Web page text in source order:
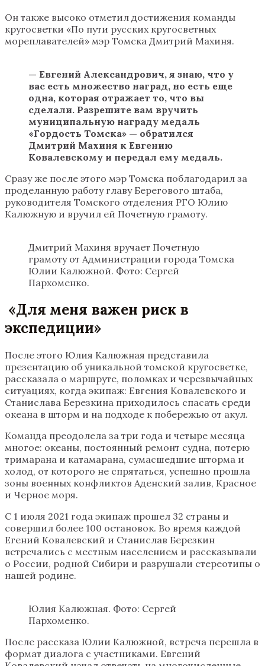
Он также высоко отметил достижения команды
кругосветки «‎По пути русских кругосветных
мореплавателей» мэр Томска Дмитрий Махиня.
— Евгений Александрович, я знаю, что у
вас есть множество наград, но есть еще
одна, которая отражает то, что вы
сделали. Разрешите вам вручить
муниципальную награду медаль
«‎Гордость Томска» — обратился
Дмитрий Махиня к Евгению
Ковалевскому и передал ему медаль.
Сразу же после этого мэр Томска поблагодарил за
проделанную работу главу Берегового штаба,
руководителя Томского отделения РГО Юлию
Калюжную и вручил ей Почетную грамоту.
Дмитрий Махиня вручает Почетную
грамоту от Администрации города Томска
Юлии Калюжной. Фото: Сергей
Пархоменко.
«Для меня важен риск в
экспедиции»
После этого Юлия Калюжная представила
презентацию об уникальной томской кругосветке,
рассказала о маршруте, поломках и черезвычайных
ситуациях, когда экипаж: Евгения Ковалевского и
Станислава Березкина приходилось спасать среди
океана в шторм и на подходе к побережью от акул.
Команда преодолела за три года и четыре месяца
многое: океаны, постоянный ремонт судна, потерю
тримарана и катамарана, сумасшедшие шторма и
холод, от которого не спрятаться, успешно прошла
зоны военных конфликтов Аденский залив, Красное
и Черное моря.
С 1 июля 2021 года экипаж прошел 32 страны и
совершил более 100 остановок. Во время каждой
Егений Ковалевский и Станислав Березкин
встречались с местным населением и рассказывали
о России, родной Сибири и разрушали стереотипы о
нашей родине.
Юлия Калюжная. Фото: Сергей
Пархоменко.
После рассказа Юлии Калюжной, встреча перешла в
формат диалога с участниками. Евгений